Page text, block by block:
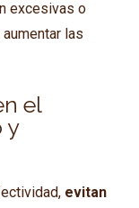
excesivas o
las
el
y
evitan